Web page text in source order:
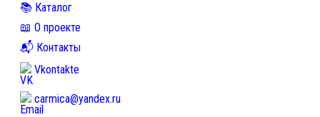
📚 Каталог
📖 О проекте
📬 Контакты
Vkontakte
carmica@yandex.ru